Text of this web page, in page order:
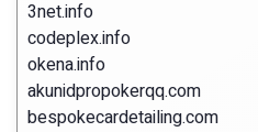
3net.info
codeplex.info
okena.info
akunidpropokerqq.com
bespokecardetailing.com